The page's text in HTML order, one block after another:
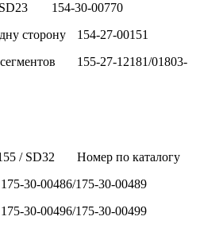
154-30-00770
сторону
154-27-00151
155-27-12181/01803-
/ SD32
Номер по каталогу
175-30-00486/175-30-00489
175-30-00496/175-30-00499